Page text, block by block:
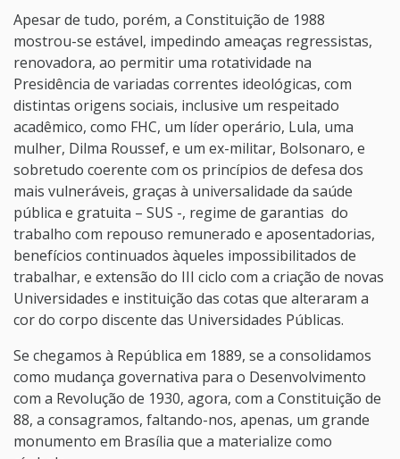
Apesar de tudo, porém, a Constituição de 1988
mostrou-se estável, impedindo ameaças regressistas,
renovadora, ao permitir uma rotatividade na
Presidência de variadas correntes ideológicas, com
distintas origens sociais, inclusive um respeitado
acadêmico, como FHC, um líder operário, Lula, uma
mulher, Dilma Roussef, e um ex-militar, Bolsonaro, e
sobretudo coerente com os princípios de defesa dos
mais vulneráveis, graças à universalidade da saúde
pública e gratuita – SUS -, regime de garantias do
trabalho com repouso remunerado e aposentadorias,
benefícios continuados àqueles impossibilitados de
trabalhar, e extensão do III ciclo com a criação de novas
Universidades e instituição das cotas que alteraram a
cor do corpo discente das Universidades Públicas.
Se chegamos à República em 1889, se a consolidamos
como mudança governativa para o Desenvolvimento
com a Revolução de 1930, agora, com a Constituição de
88, a consagramos, faltando-nos, apenas, um grande
monumento em Brasília que a materialize como